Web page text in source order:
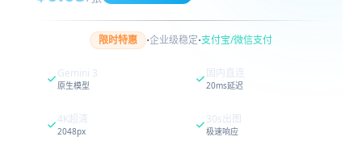
限时特惠 ·企业级稳定·支付宝/微信支付
Gemini 3
原生模型
国内直连
20ms延迟
4K超清
2048px
30s出图
极速响应